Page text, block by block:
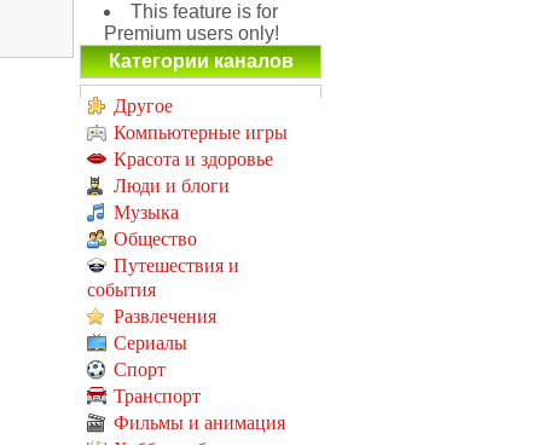
This feature is for
Premium users only!
Категории каналов
Другое
Компьютерные игры
Красота и здоровье
Люди и блоги
Музыка
Общество
Путешествия и
события
Развлечения
Сериалы
Спорт
Транспорт
Фильмы и анимация